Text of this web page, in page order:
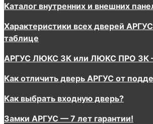
Каталог внутренних и внешних
Характеристики всех дверей
таблице
АРГУС ЛЮКС 3К или ЛЮКС ПРО 3К
Как отличить дверь АРГУС от
Как выбрать входную дверь?
Замки АРГУС — 7 лет гарантии!